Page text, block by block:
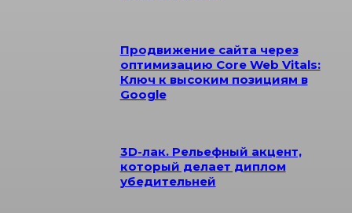
Продвижение сайта через
оптимизацию Core Web Vitals:
Ключ к высоким позициям в
Google
3D-лак. Рельефный акцент,
который делает диплом
убедительней